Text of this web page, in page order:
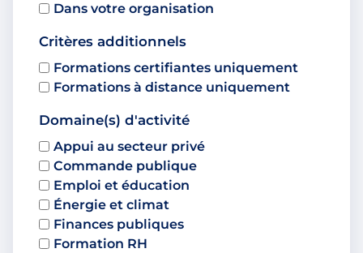
Dans votre organisation
Critères additionnels
Formations certifiantes uniquement
Formations à distance uniquement
Domaine(s) d'activité
Appui au secteur privé
Commande publique
Emploi et éducation
Énergie et climat
Finances publiques
Formation RH